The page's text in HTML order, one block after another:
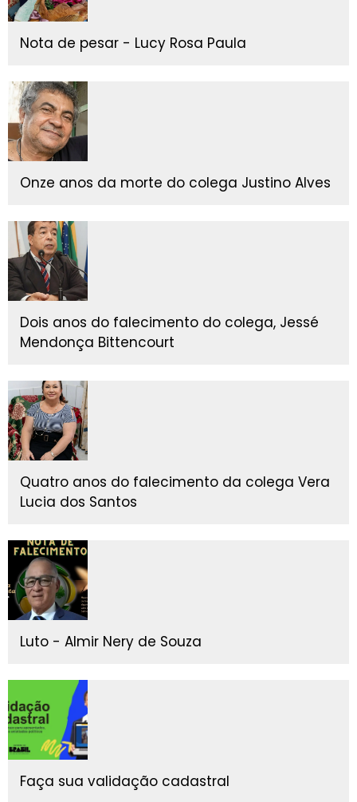
Nota de pesar - Lucy Rosa Paula
Onze anos da morte do colega Justino Alves
Dois anos do falecimento do colega, Jessé
Mendonça Bittencourt
Quatro anos do falecimento da colega Vera
Lucia dos Santos
Luto - Almir Nery de Souza
Faça sua validação cadastral